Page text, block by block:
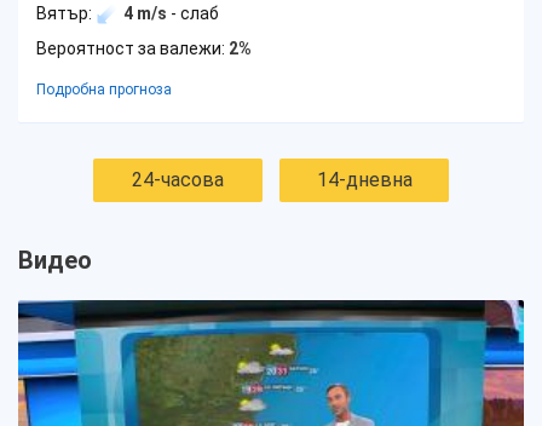
Вятър: 4 m/s - слаб
Вероятност за валежи: 2%
Подробна прогноза
24-часова 14-дневна
Видео